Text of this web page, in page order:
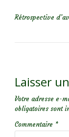
Rétrospective
Laisser
Votre adresse e-
obligatoires sont
Commentaire *